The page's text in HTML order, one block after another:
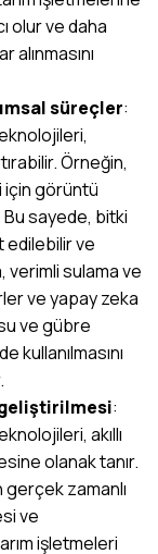
olur ve daha
süreçler:
Örneğin,
için görüntü
Bu sayede, bitki
edilebilir ve
verimli sulama ve
ve yapay zeka
ve gübre
kullanılmasını
geliştirilmesi:
akıllı
olanak tanır.
zamanlı
ve
işletmeleri